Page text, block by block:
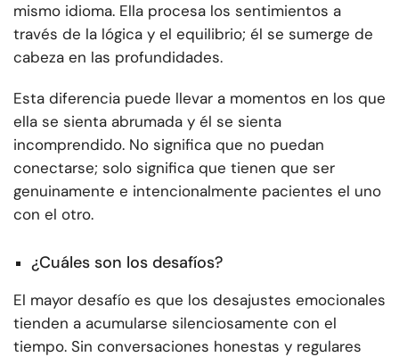
mismo idioma. Ella procesa los sentimientos a
través de la lógica y el equilibrio; él se sumerge de
cabeza en las profundidades.
Esta diferencia puede llevar a momentos en los que
ella se sienta abrumada y él se sienta
incomprendido. No significa que no puedan
conectarse; solo significa que tienen que ser
genuinamente e intencionalmente pacientes el uno
con el otro.
¿Cuáles son los desafíos?
El mayor desafío es que los desajustes emocionales
tienden a acumularse silenciosamente con el
tiempo. Sin conversaciones honestas y regulares